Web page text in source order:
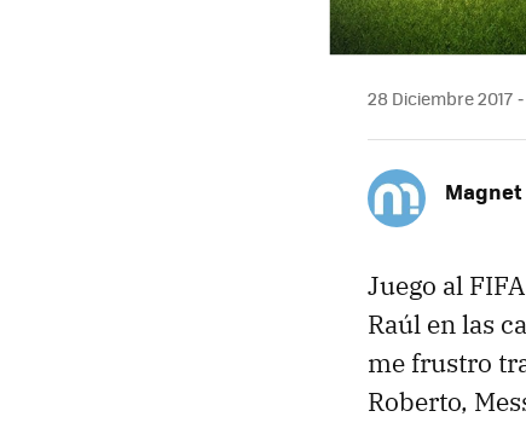
28 Diciembre 2017
Magnet
Juego al
Raúl en las
me frustro
Roberto,